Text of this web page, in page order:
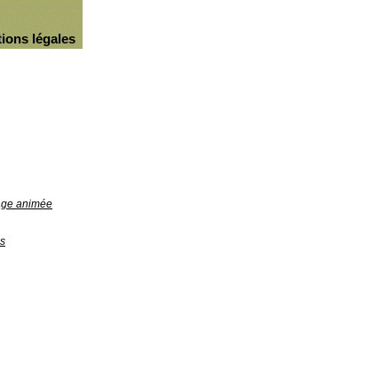
légales
animée